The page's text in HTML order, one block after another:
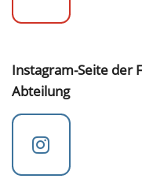
Instagram-Seite der
Abteilung